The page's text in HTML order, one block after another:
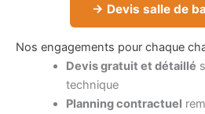
→ Devis salle de
Nos engagements pour chaque
Devis gratuit et détaillé
technique
Planning contractuel